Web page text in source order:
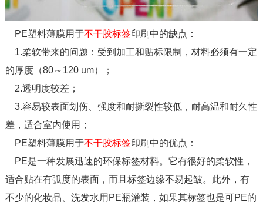
PE塑料薄膜用于不干胶标签印刷中的缺点：
1.柔软带来的问题：受到加工和贴标限制，材料必须有一定
的厚度（80～120 um）；
2.透明度较差；
3.容易较表面划伤、强度和耐撕裂性较低，耐高温和耐久性
差，适合室内使用；
PE塑料薄膜用于不干胶标签印刷中的优点：
PE是一种发展迅速的环保标签材料。它有很好的柔软性，
适合贴在有弧度的表面，而且标签边缘不易起皱。此外，有
不少的化妆品、洗发水用PE瓶灌装，如果其标签也是可PE的